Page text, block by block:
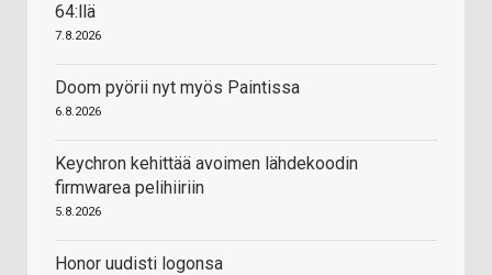
64:llä
7.8.2026
Doom pyörii nyt myös Paintissa
6.8.2026
Keychron kehittää avoimen lähdekoodin
firmwarea pelihiiriin
5.8.2026
Honor uudisti logonsa